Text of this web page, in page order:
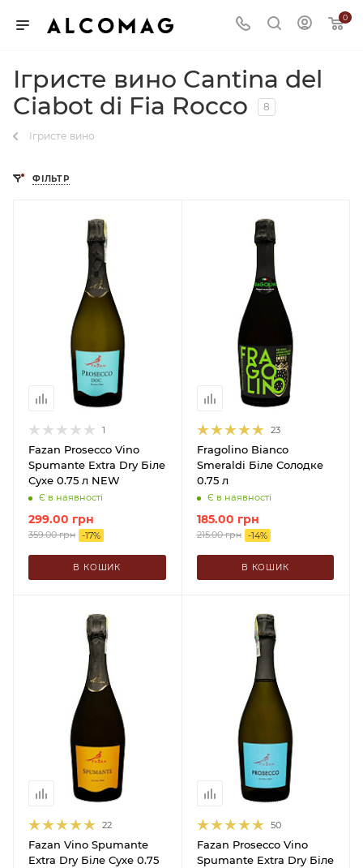
0
Ігристе вино Cantina del
Ciabot di Fia Rocco
8
Ігристе вино
ФІЛЬТР
1
Fazan Prosecco Vino
Spumante Extra Dry Біле
Сухе 0.75 л NEW
Є в наявності
299.00 грн
359.00грн -17%
В КОШИК
23
Fragolino Bianco
Smeraldi Біле Солодке
0.75 л
Є в наявності
185.00 грн
215.00грн -14%
В КОШИК
22
Fazan Vino Spumante
Extra Dry Біле Сухе 0.75
50
Fazan Prosecco Vino
Spumante Extra Dry Біле